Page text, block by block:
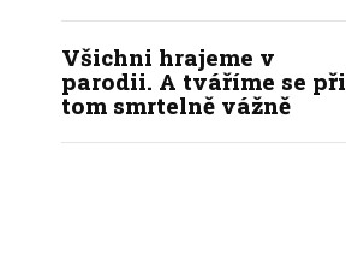
Všichni hrajeme v
parodii. A tváříme se při
tom smrtelně vážně